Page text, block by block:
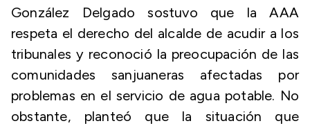
González Delgado sostuvo que la AAA
respeta el derecho del alcalde de acudir a los
tribunales y reconoció la preocupación de las
comunidades sanjuaneras afectadas por
problemas en el servicio de agua potable. No
obstante, planteó que la situación que